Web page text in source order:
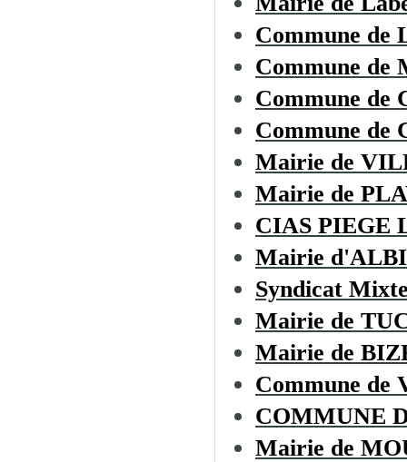
Commune
Commune de
Commune de
Commune de
Mairie de
Mairie de
CIAS PIEGE
Mairie
Syndicat
Mairie de
Mairie de
Commune
COMMUNE
Mairie de